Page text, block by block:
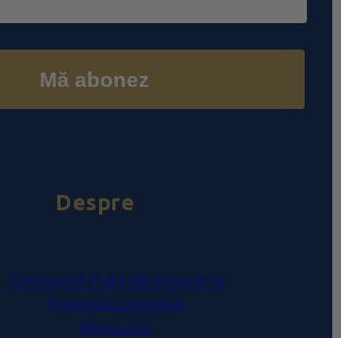
Mă abonez
Despre
Conceptul PralineBelgiene.ro
Povestea Leonidas
Magazine